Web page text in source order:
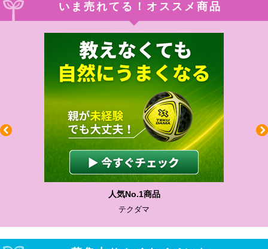
いま売れてる！オススメ商品
わかりやすい質問に沿って書ける
サカイクサッカーノート